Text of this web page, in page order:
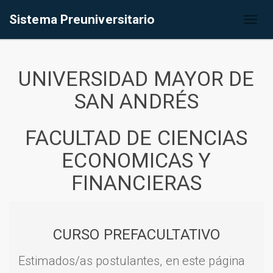
Sistema Preuniversitario
UNIVERSIDAD MAYOR DE
SAN ANDRÉS
FACULTAD DE CIENCIAS
ECONOMICAS Y
FINANCIERAS
CURSO PREFACULTATIVO
Estimados/as postulantes, en este página